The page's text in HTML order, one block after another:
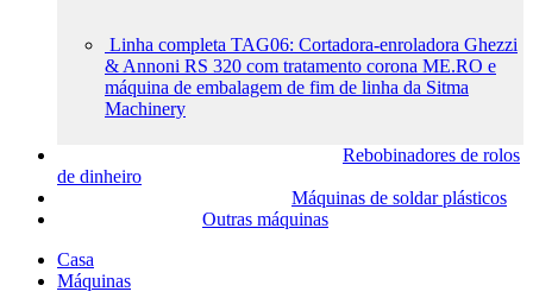
Linha completa TAG06: Cortadora-enroladora Ghezzi
& Annoni RS 320 com tratamento corona ME.RO e
máquina de embalagem de fim de linha da Sitma
Machinery
Rebobinadores de rolos
de dinheiro
Máquinas de soldar plásticos
Outras máquinas
Casa
Máquinas